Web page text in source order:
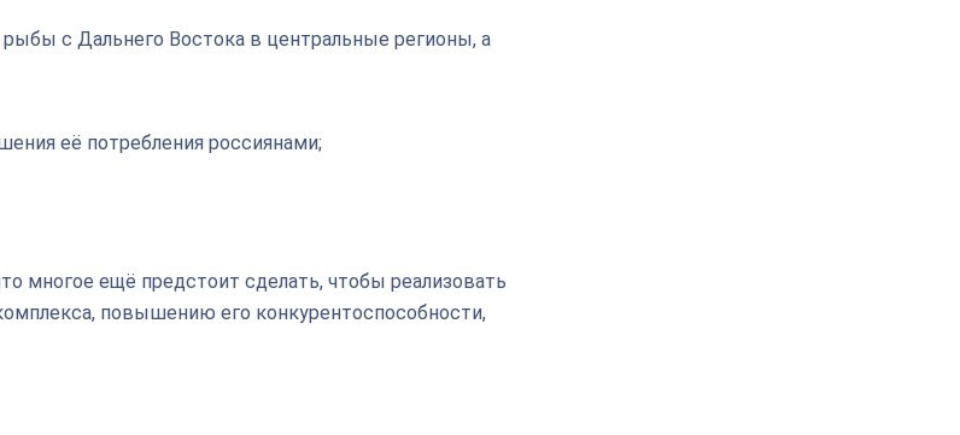
с Дальнего Востока в центральные регионы, а
её потребления россиянами;
многое ещё предстоит сделать, чтобы реализовать
повышению его конкурентоспособности,